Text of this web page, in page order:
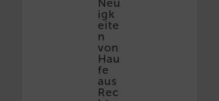
igk
eite
n
von
Hau
fe
aus
Rec